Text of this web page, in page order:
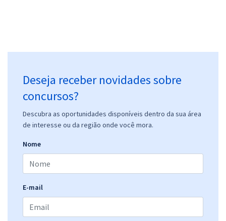
Deseja receber novidades sobre
concursos?
Descubra as oportunidades disponíveis dentro da sua área
de interesse ou da região onde você mora.
Nome
E-mail